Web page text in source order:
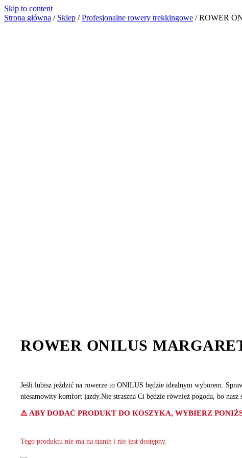
Skip to content
Strona główna / Sklep / Profesjonalne rowery trekkingowe / ROWER
ROWER ONILUS
Jeśli lubisz jeździć na rowerze to ONILUS będzie idealnym wyborem.
niesamowity komfort jazdy.Nie straszna Ci będzie również pogoda, bo
⚠️ ABY DODAĆ PRODUKT DO KOSZYKA, WYBIERZ
Tego produktu nie ma na stanie i nie jest dostępny.